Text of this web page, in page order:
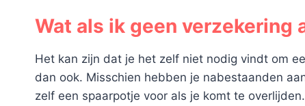
Wat als ik geen verzekering
Het kan zijn dat je het zelf niet nodig vindt om
dan ook. Misschien hebben je nabestaanden
zelf een spaarpotje voor als je komt te